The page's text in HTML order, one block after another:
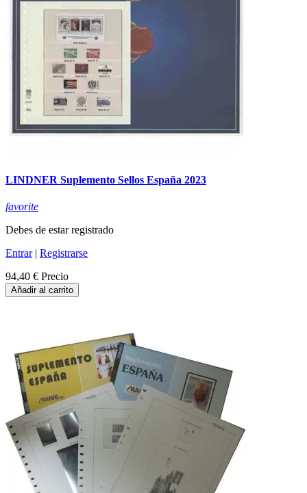
LINDNER Suplemento Sellos España 2023
favorite
Debes de estar registrado
Entrar| Registrarse
94,40 € Precio
Añadir al carrito